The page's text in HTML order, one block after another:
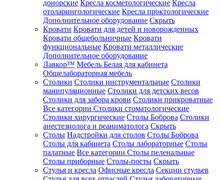
донорские Кресла косметологические Кресла
отоларингологические Кресла проктологические
Дополнительное оборудование Скрыть
Кровати Кровати для детей и новорожденных
Кровати общебольничные Кровати
функциональные Кровати металлические
Дополнительное оборудование
Лавкор™ Мебель Белая для кабинета
Общелабораторная мебель
Столики Столики инструментальные Столики
манипуляционные Столики для детских весов
Столики для забора крови Столики прикроватные
Все категории Столики стоматологические
Столики хирургические Столы Боброва Столики
анестезиолога и реаниматолога Скрыть
Столы Надстройки для столов Столы Боброва
Столы для кабинета Столы лабораторные Столы
палатные Все категории Столы пеленальные
Столы приборные Столы-посты Скрыть
Стулья и кресла Офисные кресла Секции стульев